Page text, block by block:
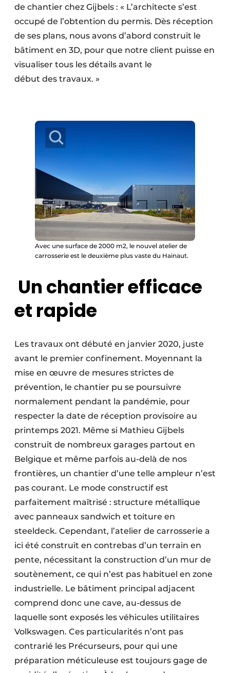
de chantier chez Gijbels : « L’architecte s’est
occupé de l’obtention du permis. Dès réception
de ses plans, nous avons d’abord construit le
bâtiment en 3D, pour que notre client puisse en
visualiser tous les détails avant le
début des travaux. »
Avec une surface de 2000 m2, le nouvel atelier de
carrosserie est le deuxième plus vaste du Hainaut.
Un chantier efficace
et rapide
Les travaux ont débuté en janvier 2020, juste
avant le premier confinement. Moyennant la
mise en œuvre de mesures strictes de
prévention, le chantier pu se poursuivre
normalement pendant la pandémie, pour
respecter la date de réception provisoire au
printemps 2021. Même si Mathieu Gijbels
construit de nombreux garages partout en
Belgique et même parfois au-delà de nos
frontières, un chantier d’une telle ampleur n’est
pas courant. Le mode constructif est
parfaitement maîtrisé : structure métallique
avec panneaux sandwich et toiture en
steeldeck. Cependant, l’atelier de carrosserie a
ici été construit en contrebas d’un terrain en
pente, nécessitant la construction d’un mur de
soutènement, ce qui n’est pas habituel en zone
industrielle. Le bâtiment principal adjacent
comprend donc une cave, au-dessus de
laquelle sont exposés les véhicules utilitaires
Volkswagen. Ces particularités n’ont pas
contrarié les Précurseurs, pour qui une
préparation méticuleuse est toujours gage de